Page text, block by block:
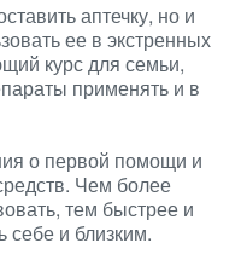
аптечку, но и
ее в экстренных
курс для семьи,
применять и в
о первой помощи и
Чем более
тем быстрее и
и близким.